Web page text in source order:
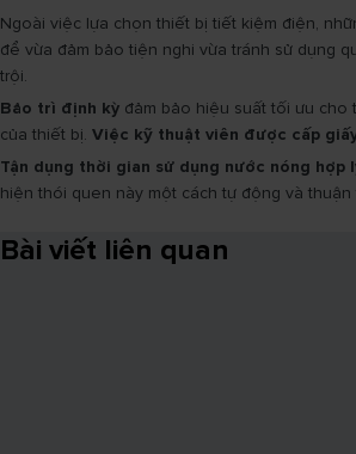
Ngoài việc lựa chọn thiết bị tiết kiệm điện,
để vừa đảm bảo tiện nghi vừa tránh sử dụng
trội.
Bảo trì định kỳ đảm bảo hiệu suất tối ưu cho
của thiết bị. Việc kỹ thuật viên được cấp
Tận dụng thời gian sử dụng nước nóng hợp
hiện thói quen này một cách tự động và thuận
Bài viết liên quan